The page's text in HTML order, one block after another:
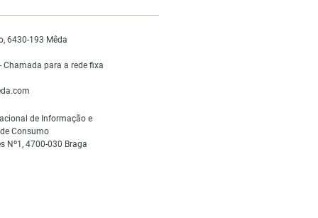
6430-193 Mêda
para a rede fixa
de Informação e
Consumo
Nº1, 4700-030 Braga